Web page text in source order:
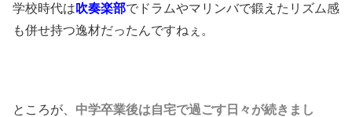
学校時代は吹奏楽部でドラムやマリンバで鍛えたリズム感
も併せ持つ逸材だったんですねぇ。
ところが、 中学卒業後は自宅で過ごす日々が続きまし